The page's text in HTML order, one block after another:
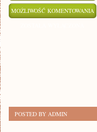
MOŻLIWOŚĆ KOMENTOWANIA
POSTED BY ADMIN